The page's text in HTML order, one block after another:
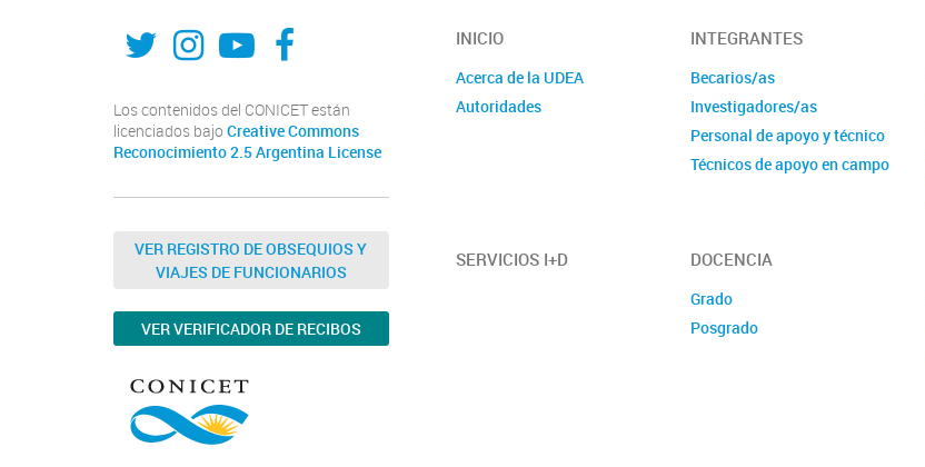
UDEAINTA-CIAPINTA-CIAPFacebook
Los contenidos del CONICET están
licenciados bajo Creative Commons
Reconocimiento 2.5 Argentina License
VER REGISTRO DE OBSEQUIOS Y
VIAJES DE FUNCIONARIOS
VER VERIFICADOR DE RECIBOS
INICIO
Acerca de la UDEA
Autoridades
INTEGRANTES
Becarios/as
Investigadores/as
Personal de apoyo y técnico
Técnicos de apoyo en campo
SERVICIOS I+D DOCENCIA
Grado
Posgrado